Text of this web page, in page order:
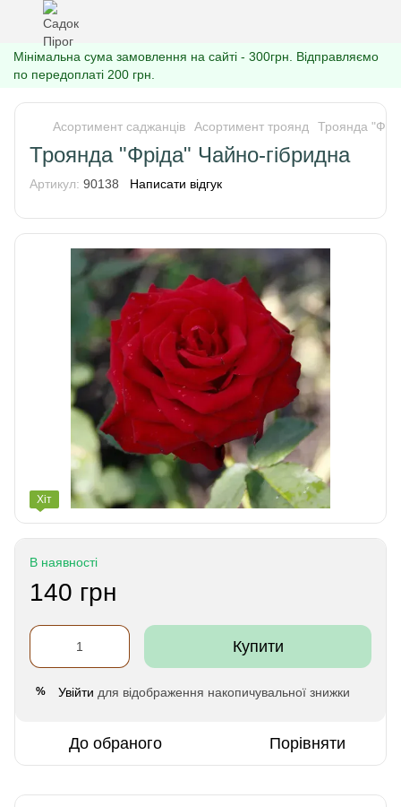
Мінімальна сума замовлення на сайті - 300грн. Відправляємо
по передоплаті 200 грн.
Асортимент саджанців Асортимент троянд Троянда
Троянда "Фріда" Чайно-гібридна
Артикул: 90138 Написати відгук
Хіт
В наявності
140 грн
Купити
% Увійти для відображення накопичувальної знижки
До обраного Порівняти